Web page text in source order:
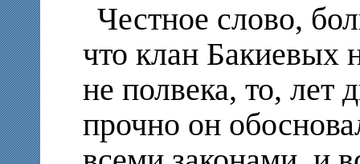
Честное слово,
что клан Бакиевых
не полвека, то, лет
прочно он